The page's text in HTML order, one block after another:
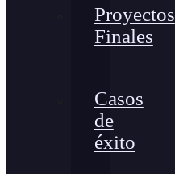
Proyectos
Finales
Casos
de
éxito